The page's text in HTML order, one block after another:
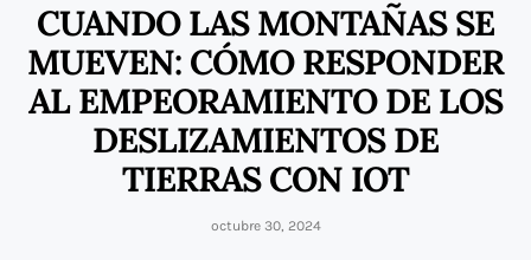
CUANDO LAS MONTAÑAS SE
MUEVEN: CÓMO RESPONDER
AL EMPEORAMIENTO DE LOS
DESLIZAMIENTOS DE
TIERRAS CON IOT
octubre 30, 2024